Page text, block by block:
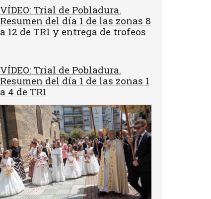
VÍDEO: Trial de Pobladura.
Resumen del día 1 de las zonas 8
a 12 de TR1 y entrega de trofeos
VÍDEO: Trial de Pobladura.
Resumen del día 1 de las zonas 1
a 4 de TR1